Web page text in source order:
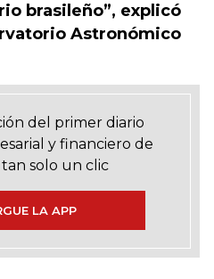
brasileño”, explicó
Astronómico
del primer diario
y financiero de
solo un clic
LA APP